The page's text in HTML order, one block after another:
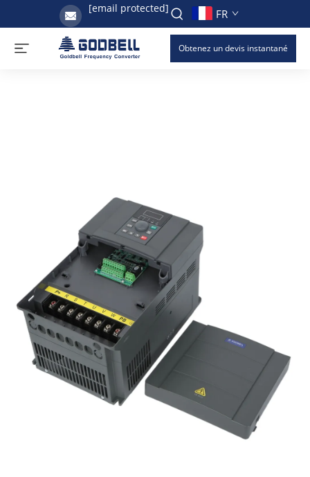
[email protected] FR
Obtenez un devis instantané